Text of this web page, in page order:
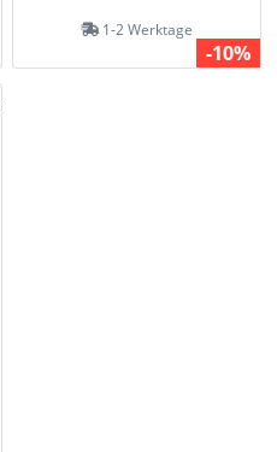
1-2 Werktage
-10%